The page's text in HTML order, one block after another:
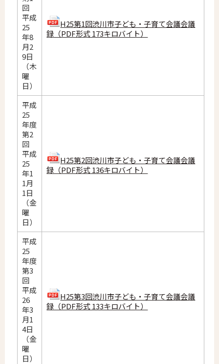
回
平成
25
年8
月2
9日
（木
曜
日）
H25第1回渋川市子ども・子育て会議会議
録（PDF形式 173キロバイト）
平成
25
年度
第2
回
平成
25
年1
1月
1日
（金
曜
日）
H25第2回渋川市子ども・子育て会議会議
録（PDF形式 136キロバイト）
平成
25
年度
第3
回
平成
26
年3
月1
4日
（金
曜
日）
H25第3回渋川市子ども・子育て会議会議
録（PDF形式 133キロバイト）